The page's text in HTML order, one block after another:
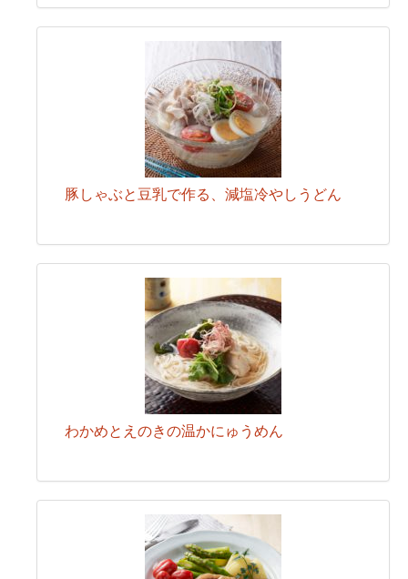
豚しゃぶと豆乳で作る、減塩冷やしうどん
わかめとえのきの温かにゅうめん